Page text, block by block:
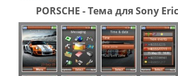
PORSCHE - Тема для Sony